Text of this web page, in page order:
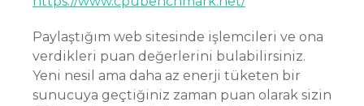
Paylaştığım web sitesinde işlemcileri ve ona
verdikleri puan değerlerini bulabilirsiniz.
Yeni nesil ama daha az enerji tüketen bir
sunucuya geçtiğiniz zaman puan olarak sizin